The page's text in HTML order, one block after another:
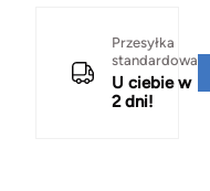
Przesyłka
standardowa
U ciebie w
2 dni!